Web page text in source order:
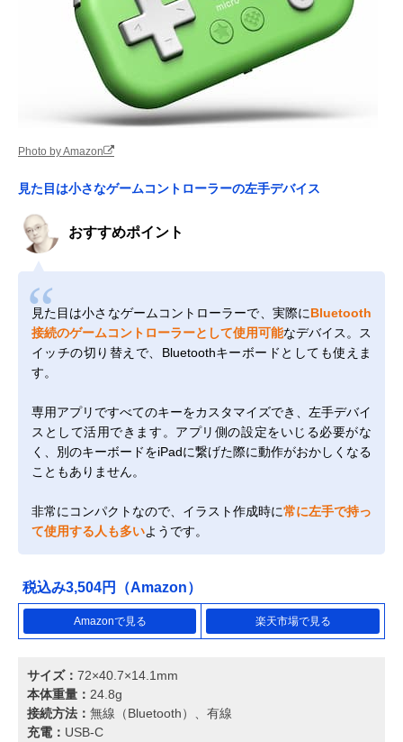
Photo by Amazon
見た目は小さなゲームコントローラーの左手デバイス
おすすめポイント
見た目は小さなゲームコントローラーで、実際にBluetooth
接続のゲームコントローラーとして使用可能なデバイス。ス
イッチの切り替えで、Bluetoothキーボードとしても使えま
す。
専用アプリですべてのキーをカスタマイズでき、左手デバイ
スとして活用できます。アプリ側の設定をいじる必要がな
く、別のキーボードをiPadに繋げた際に動作がおかしくなる
こともありません。
非常にコンパクトなので、イラスト作成時に常に左手で持っ
て使用する人も多いようです。
税込み3,504円（Amazon）
Amazonで見る 楽天市場で見る
サイズ： 72×40.7×14.1mm
本体重量： 24.8g
接続方法： 無線（Bluetooth）、有線
充電： USB-C